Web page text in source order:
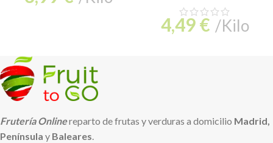
4,49€ /Kilo
Frutería Onlinereparto de frutas y verduras a domicilio Madrid,
Península y Baleares.